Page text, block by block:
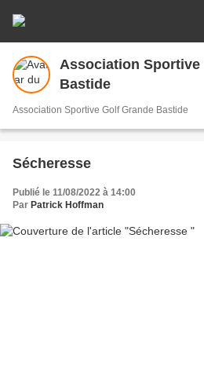
Association Sportive
Bastide
Association Sportive Golf Grande Bastide
Sécheresse
Publié le 11/08/2022 à 14:00
Par Patrick Hoffman